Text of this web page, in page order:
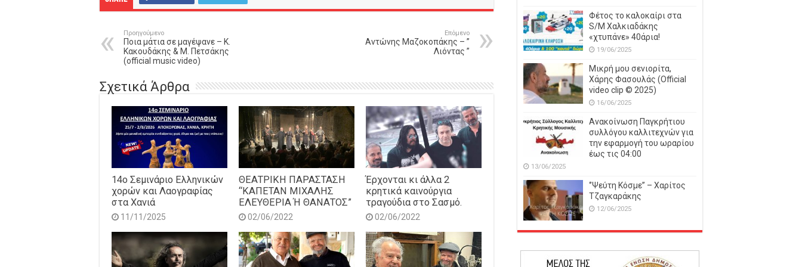
Προηγούμενο
Ποια μάτια σε μαγέψανε – Κ.
Κακουδάκης & Μ. Πετσάκης
(official music video)
Επόμενο
Αντώνης Μαζοκοπάκης – ”
Λιόντας ”
Σχετικά Άρθρα
14o Σεμινάριο Ελληνικών
χορών και Λαογραφίας
στα Χανιά
11/11/2025
ΘΕΑΤΡΙΚΗ ΠΑΡΑΣΤΑΣΗ
“ΚΑΠΕΤΑΝ ΜΙΧΑΛΗΣ
ΕΛΕΥΘΕΡΙΑ Ή ΘΑΝΑΤΟΣ”
02/06/2022
Έρχονται κι άλλα 2
κρητικά καινούργια
τραγούδια στο Σασμό.
02/06/2022
Φέτος το καλοκαίρι στα
S/M Χαλκιαδάκης
«χτυπάνε» 40άρια!
19/06/2025
Μικρή μου σενιορίτα,
Χάρης Φασουλάς (Official
video clip © 2025)
16/06/2025
Ανακοίνωση Παγκρήτιου
συλλόγου καλλιτεχνών για
την εφαρμογή του ωραρίου
έως τις 04:00
13/06/2025
‘’Ψεύτη Κόσμε’’ – Χαρίτος
Τζαγκαράκης
12/06/2025